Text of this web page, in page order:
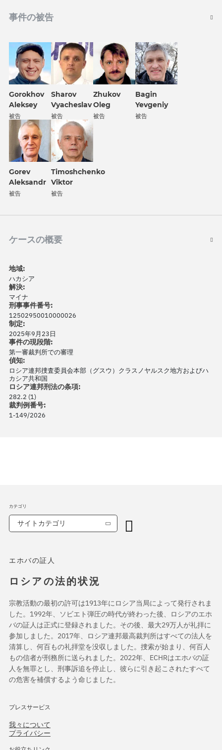
事件の被告
Gorokhov
Aleksey
被告
Sharov
Vyacheslav
被告
Zhukov
Oleg
被告
Bagin
Yevgeniy
被告
Gorev
Aleksandr
被告
Timoshchenko
Viktor
被告
ケースの概要
地域:
ハカシア
解決:
マイナ
刑事事件番号:
12502950010000026
制定:
2025年9月23日
事件の現段階:
第一審裁判所での審理
偵知:
ロシア連邦捜査委員会本部（グスウ）クラスノヤルスク地方およびハ
カシア共和国
ロシア連邦刑法の条項:
282.2 (1)
裁判例番号:
1-149/2026
エホバの証人
ロシアの法的状況
宗教活動の最初の許可は1913年にロシア当局によって発行されま
した。1992年、ソビエト弾圧の時代が終わった後、ロシアのエホ
バの証人は正式に登録されました。その後、最大29万人が礼拝に
参加しました。2017年、ロシア連邦最高裁判所はすべての法人を
清算し、何百もの礼拝堂を没収しました。捜索が始まり、何百人
もの信者が刑務所に送られました。2022年、ECHRはエホバの証
人を無罪とし、刑事訴追を停止し、彼らに引き起こされたすべて
の危害を補償するよう命じました。
プレスサービス
我々について
プライバシー
カテゴリ
サイトカテゴリ